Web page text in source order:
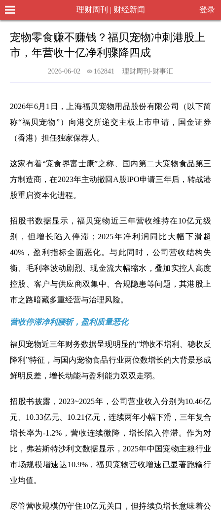
理财周刊 | 财经新闻 登录
宠物零食赚不赚钱？福贝宠物冲刺港股上
市，年营收十亿净利骤降四成
2026-06-02 162841 理财周刊-财事汇
2026年6月1日，上海福贝宠物用品股份有限公司（以下简
称“福贝宠物”）向港交所递交主板上市申请，国金证券
（香港）担任独家保荐人。
这家有着“宠食界富士康”之称、国内第二大宠物食品第三
方制造商，在2023年主动撤回A股IPO申请三年后，转战港
股重启资本化进程。
招股书数据显示，福贝宠物近三年营收维持在10亿元级
别，但增长陷入停滞；2025年净利润同比大幅下滑超
40%，盈利指标全面恶化。与此同时，公司营收结构失
衡、毛利率波动剧烈、现金流大幅缩水，叠加实控人高度
控股、客户与供应商双集中、合规隐患等问题，其港股上
市之路暗藏多重经营与治理风险。
营收停滞净利腰斩，盈利质量恶化
福贝宠物近三年财务数据呈现明显的“增收不增利、稳收反
降利”特征，与国内宠物食品行业两位数增长的大背景形成
鲜明反差，增长动能与盈利能力双双走弱。
招股书披露，2023~2025年，公司营业收入分别为10.46亿
元、10.33亿元、10.21亿元，连续两年小幅下滑，三年复合
增长率为-1.2%，营收连续微降，增长陷入停滞。作为对
比，弗若斯特沙利文数据显示，2025年中国宠物主粮行业
市场规模增速达10.9%，福贝宠物营收增速已显著跑输行
业均值。
尽管营收规模仍守住10亿元关口，但持续负增长意味着公